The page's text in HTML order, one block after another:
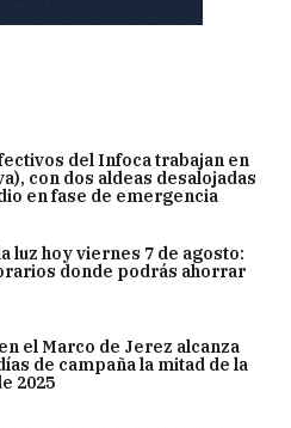
del Infoca trabajan en
con dos aldeas desalojadas
en fase de emergencia
luz hoy viernes 7 de agosto:
donde podrás ahorrar
el Marco de Jerez alcanza
de campaña la mitad de la
2025